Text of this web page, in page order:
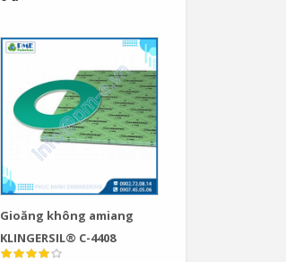
Gioăng không amiang
KLINGERSIL® C-4408